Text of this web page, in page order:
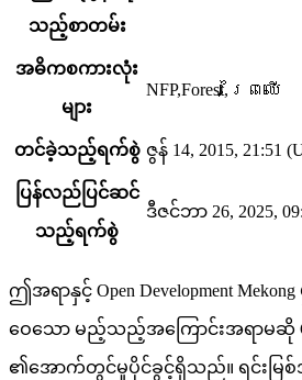
သည့်စာတမ်း
အဓိကစကားလုံး
များ
NFP,Forest,ព្រៃឈើ
တင်ခဲ့သည့်ရက်စွဲ ဇွန် 14, 2015, 21:51
ပြန်လည်ပြင်ဆင်
သည့်ရက်စွဲ
ဒီဇင်ဘာ 26, 2025,
ဤအရာနှင့် Open Development
ဝေသော မည့်သည့်အကြောင်းအရာမဆို
၏အောက်တွင်မူပိုင်ခွင့်ရှိသည်။ ရင်းမြစ်